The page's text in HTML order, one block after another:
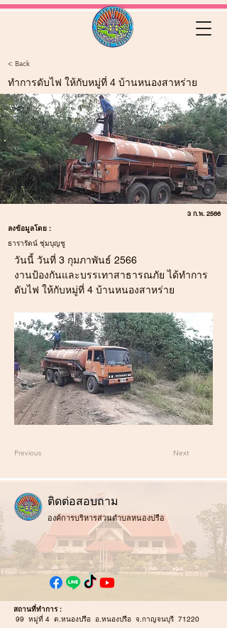
< Back
ทำการดับไฟ ให้กับหมู่ที่ 4 บ้านหนองสาหร่าย
3 ก.พ. 2566
ลงข้อมูลโดย :
ธารารัตน์ ชุ่มบุญชู
วันนี้ วันที่ 3 กุมภาพันธ์ 2566
งานป้องกันและบรรเทาสาธารณภัย ได้ทำการ
ดับไฟ ให้กับหมู่ที่ 4 บ้านหนองสาหร่าย
Previous Next
ติดต่อสอบถาม
องค์การบริหารส่วนตำบลหนองปรือ
สถานที่ทำการ :
99 หมู่ที่ 4 ต.หนองปรือ อ.หนองปรือ จ.กาญจนบุรี 71220